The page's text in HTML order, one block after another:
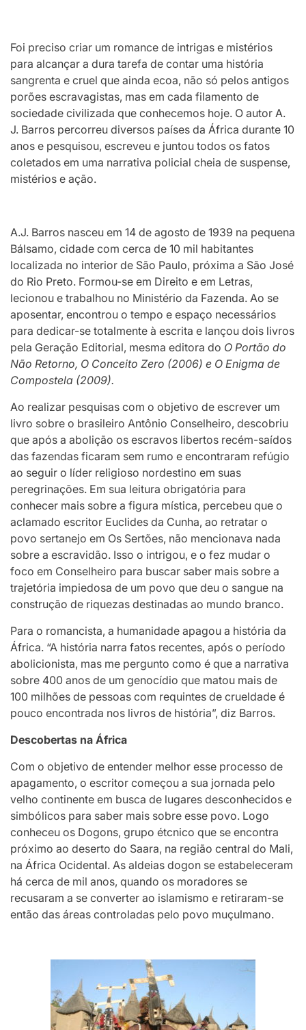
Foi preciso criar um romance de intrigas e mistérios
para alcançar a dura tarefa de contar uma história
sangrenta e cruel que ainda ecoa, não só pelos antigos
porões escravagistas, mas em cada filamento de
sociedade civilizada que conhecemos hoje. O autor A.
J. Barros percorreu diversos países da África durante 10
anos e pesquisou, escreveu e juntou todos os fatos
coletados em uma narrativa policial cheia de suspense,
mistérios e ação.
A.J. Barros nasceu em 14 de agosto de 1939 na pequena
Bálsamo, cidade com cerca de 10 mil habitantes
localizada no interior de São Paulo, próxima a São José
do Rio Preto. Formou-se em Direito e em Letras,
lecionou e trabalhou no Ministério da Fazenda. Ao se
aposentar, encontrou o tempo e espaço necessários
para dedicar-se totalmente à escrita e lançou dois livros
pela Geração Editorial, mesma editora do O Portão do
Não Retorno, O Conceito Zero (2006) e O Enigma de
Compostela (2009).
Ao realizar pesquisas com o objetivo de escrever um
livro sobre o brasileiro Antônio Conselheiro, descobriu
que após a abolição os escravos libertos recém-saídos
das fazendas ficaram sem rumo e encontraram refúgio
ao seguir o líder religioso nordestino em suas
peregrinações. Em sua leitura obrigatória para
conhecer mais sobre a figura mística, percebeu que o
aclamado escritor Euclides da Cunha, ao retratar o
povo sertanejo em Os Sertões, não mencionava nada
sobre a escravidão. Isso o intrigou, e o fez mudar o
foco em Conselheiro para buscar saber mais sobre a
trajetória impiedosa de um povo que deu o sangue na
construção de riquezas destinadas ao mundo branco.
Para o romancista, a humanidade apagou a história da
África. “A história narra fatos recentes, após o período
abolicionista, mas me pergunto como é que a narrativa
sobre 400 anos de um genocídio que matou mais de
100 milhões de pessoas com requintes de crueldade é
pouco encontrada nos livros de história”, diz Barros.
Descobertas na África
Com o objetivo de entender melhor esse processo de
apagamento, o escritor começou a sua jornada pelo
velho continente em busca de lugares desconhecidos e
simbólicos para saber mais sobre esse povo. Logo
conheceu os Dogons, grupo étcnico que se encontra
próximo ao deserto do Saara, na região central do Mali,
na África Ocidental. As aldeias dogon se estabeleceram
há cerca de mil anos, quando os moradores se
recusaram a se converter ao islamismo e retiraram-se
então das áreas controladas pelo povo muçulmano.